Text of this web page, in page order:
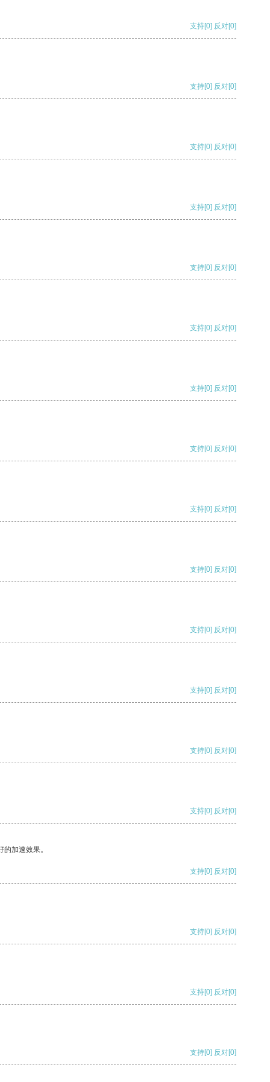
支持[0] 反对[0]
支持[0] 反对[0]
支持[0] 反对[0]
支持[0] 反对[0]
支持[0] 反对[0]
支持[0] 反对[0]
支持[0] 反对[0]
支持[0] 反对[0]
支持[0] 反对[0]
支持[0] 反对[0]
支持[0] 反对[0]
支持[0] 反对[0]
支持[0] 反对[0]
支持[0] 反对[0]
加速效果。
支持[0] 反对[0]
支持[0] 反对[0]
支持[0] 反对[0]
支持[0] 反对[0]